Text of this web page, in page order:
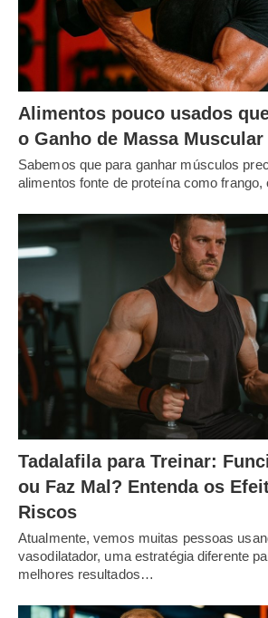
Alimentos pouco usados
o Ganho de Massa Muscular
Sabemos que para ganhar músculos
alimentos fonte de proteína como
Tadalafila para Treinar:
ou Faz Mal? Entenda os
Riscos
Atualmente, vemos muitas pessoas
vasodilatador, uma estratégia diferente
melhores resultados…